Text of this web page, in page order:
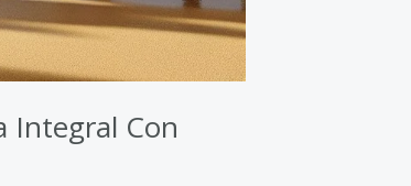
Integral Con